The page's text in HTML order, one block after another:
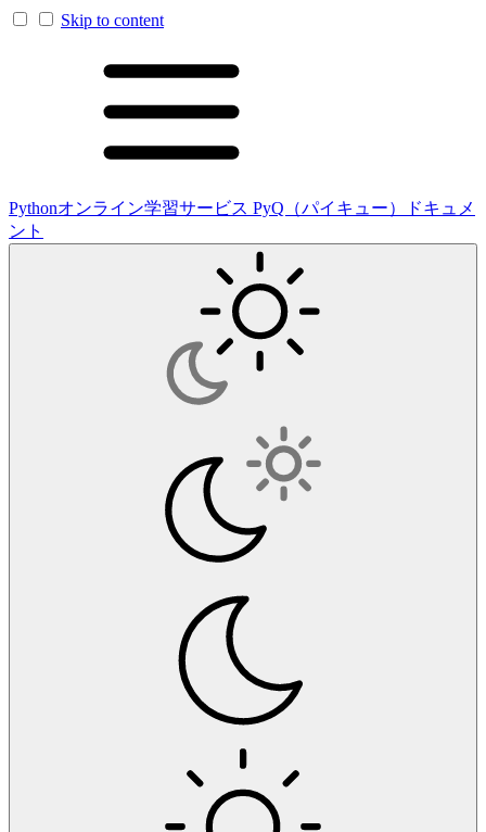
Skip to content
Pythonオンライン学習サービス PyQ（パイキュー）ドキュメ
ント